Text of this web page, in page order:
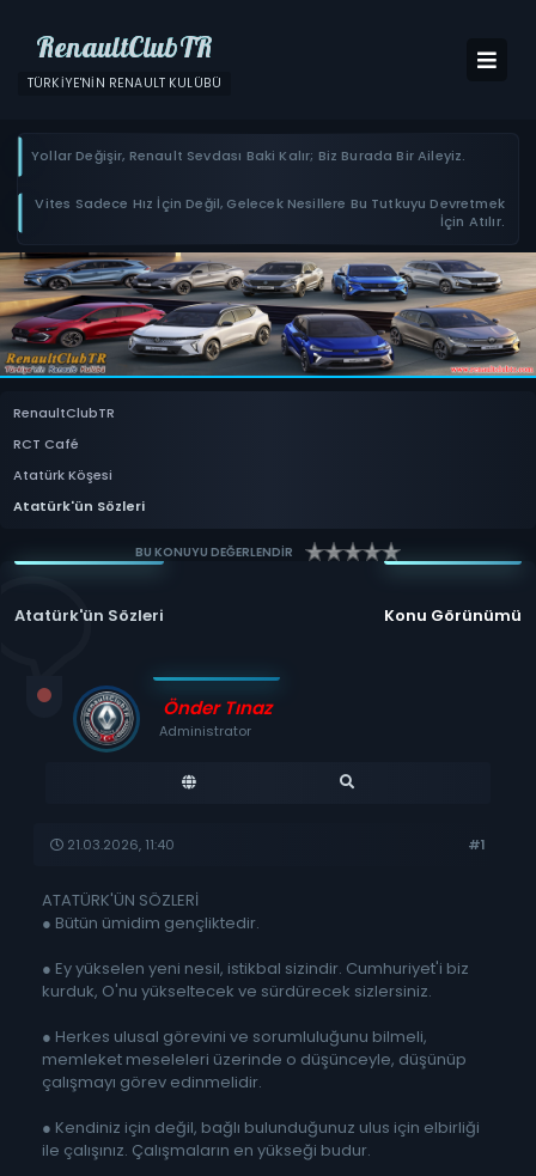
RenaultClubTR
TÜRKIYE'NIN RENAULT KULÜBÜ
Yollar Değişir, Renault Sevdası Baki Kalır; Biz Burada Bir Aileyiz.
Vites Sadece Hız İçin Değil, Gelecek Nesillere Bu Tutkuyu Devretmek
İçin Atılır.
RenaultClubTR
RCT Café
Atatürk Köşesi
Atatürk'ün Sözleri
BU KONUYU DEĞERLENDİR
Konu Görünümü
Atatürk'ün Sözleri
Önder Tınaz
Administrator
21.03.2026, 11:40 #1
ATATÜRK'ÜN SÖZLERİ
● Bütün ümidim gençliktedir.
● Ey yükselen yeni nesil, istikbal sizindir. Cumhuriyet'i biz
kurduk, O'nu yükseltecek ve sürdürecek sizlersiniz.
● Herkes ulusal görevini ve sorumluluğunu bilmeli,
memleket meseleleri üzerinde o düşünceyle, düşünüp
çalışmayı görev edinmelidir.
● Kendiniz için değil, bağlı bulunduğunuz ulus için elbirliği
ile çalışınız. Çalışmaların en yükseği budur.